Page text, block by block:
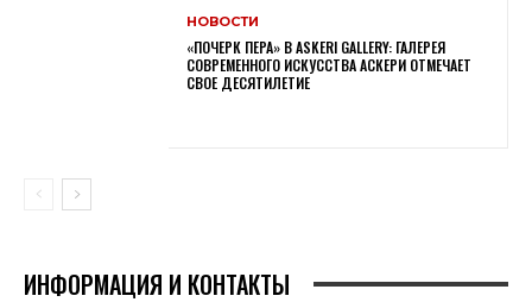
НОВОСТИ
«ПОЧЕРК ПЕРА» В ASKERI GALLERY: ГАЛЕРЕЯ
СОВРЕМЕННОГО ИСКУССТВА АСКЕРИ ОТМЕЧАЕТ
СВОЕ ДЕСЯТИЛЕТИЕ
ИНФОРМАЦИЯ И КОНТАКТЫ